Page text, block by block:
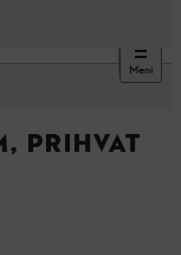
Meni
prihvat